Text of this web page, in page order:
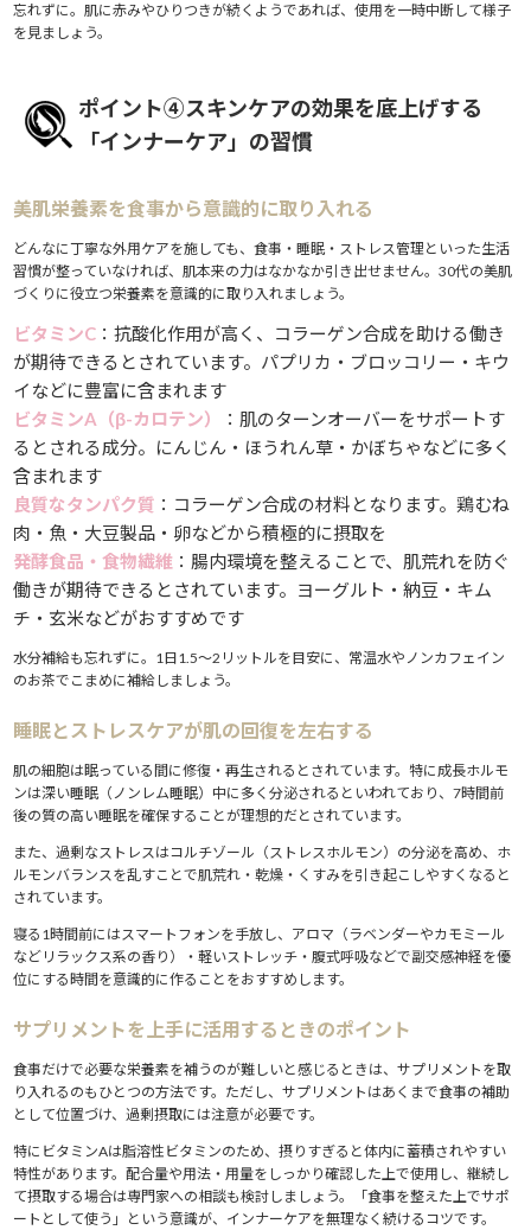
忘れずに。肌に赤みやひりつきが続くようであれば、使用を一時中断して様子
を見ましょう。
ポイント④スキンケアの効果を底上げする
「インナーケア」の習慣
美肌栄養素を食事から意識的に取り入れる
どんなに丁寧な外用ケアを施しても、食事・睡眠・ストレス管理といった生活
習慣が整っていなければ、肌本来の力はなかなか引き出せません。30代の美肌
づくりに役立つ栄養素を意識的に取り入れましょう。
ビタミンC ：抗酸化作用が高く、コラーゲン合成を助ける働き
が期待できるとされています。パプリカ・ブロッコリー・キウ
イなどに豊富に含まれます
ビタミンA（β-カロテン）
：肌のターンオーバーをサポートす
るとされる成分。にんじん・ほうれん草・かぼちゃなどに多く
含まれます
良質なタンパク質 ：コラーゲン合成の材料となります。鶏むね
肉・魚・大豆製品・卵などから積極的に摂取を
発酵食品・食物繊維 ：腸内環境を整えることで、肌荒れを防ぐ
働きが期待できるとされています。ヨーグルト・納豆・キム
チ・玄米などがおすすめです
水分補給も忘れずに。1日1.5〜2リットルを目安に、常温水やノンカフェイン
のお茶でこまめに補給しましょう。
睡眠とストレスケアが肌の回復を左右する
肌の細胞は眠っている間に修復・再生されるとされています。特に成長ホルモ
ンは深い睡眠（ノンレム睡眠）中に多く分泌されるといわれており、7時間前
後の質の高い睡眠を確保することが理想的だとされています。
また、過剰なストレスはコルチゾール（ストレスホルモン）の分泌を高め、ホ
ルモンバランスを乱すことで肌荒れ・乾燥・くすみを引き起こしやすくなると
されています。
寝る1時間前にはスマートフォンを手放し、アロマ（ラベンダーやカモミール
などリラックス系の香り）・軽いストレッチ・腹式呼吸などで副交感神経を優
位にする時間を意識的に作ることをおすすめします。
サプリメントを上手に活用するときのポイント
食事だけで必要な栄養素を補うのが難しいと感じるときは、サプリメントを取
り入れるのもひとつの方法です。ただし、サプリメントはあくまで食事の補助
として位置づけ、過剰摂取には注意が必要です。
特にビタミンAは脂溶性ビタミンのため、摂りすぎると体内に蓄積されやすい
特性があります。配合量や用法・用量をしっかり確認した上で使用し、継続し
て摂取する場合は専門家への相談も検討しましょう。「食事を整えた上でサポ
ートとして使う」という意識が、インナーケアを無理なく続けるコツです。